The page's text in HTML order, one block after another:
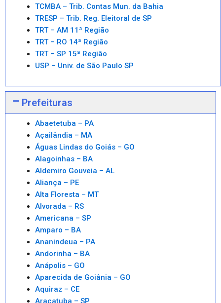
TCMBA – Trib. Contas Mun. da Bahia
TRESP – Trib. Reg. Eleitoral de SP
TRT – AM 11ª Região
TRT – RO 14ª Região
TRT – SP 15ª Região
USP – Univ. de São Paulo SP
Prefeituras
Abaetetuba – PA
Açailândia – MA
Águas Lindas do Goiás – GO
Alagoinhas – BA
Aldemiro Gouveia – AL
Aliança – PE
Alta Floresta – MT
Alvorada – RS
Americana – SP
Amparo – BA
Ananindeua – PA
Andorinha – BA
Anápolis – GO
Aparecida de Goiânia – GO
Aquiraz – CE
Araçatuba – SP